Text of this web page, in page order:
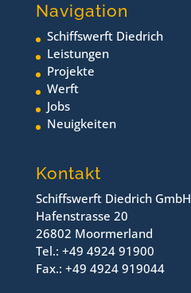
Navigation
Schiffswerft Diedrich
Leistungen
Projekte
Werft
Jobs
Neuigkeiten
Kontakt
Schiffswerft Diedrich GmbH
Hafenstrasse 20
26802 Moormerland
Tel.: +49 4924 91900
Fax.: +49 4924 919044